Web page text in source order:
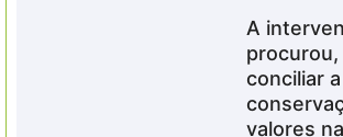
A
procurou,
conciliar a
valores